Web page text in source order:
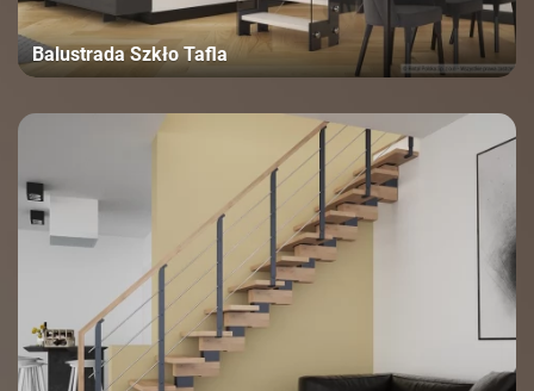
Balustrada Szkło Tafla